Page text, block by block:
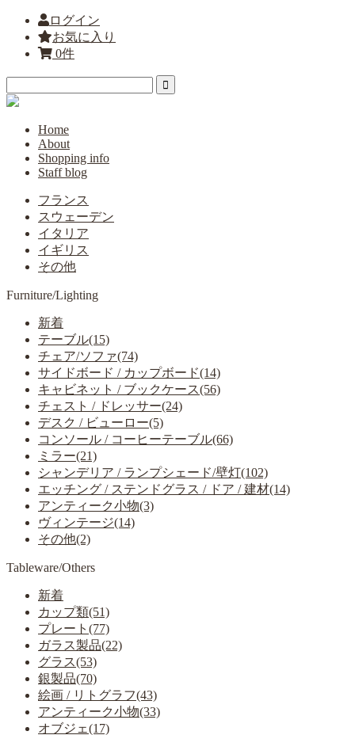
ログイン
お気に入り
0件
Home
About
Shopping info
Staff blog
フランス
スウェーデン
イタリア
イギリス
その他
Furniture/Lighting
新着
テーブル(15)
チェア/ソファ(74)
サイドボード / カップボード(14)
キャビネット / ブックケース(56)
チェスト / ドレッサー(24)
デスク / ビューロー(5)
コンソール / コーヒーテーブル(66)
ミラー(21)
シャンデリア / ランプシェード/壁灯(102)
エッチング / ステンドグラス / ドア / 建材(14)
アンティーク小物(3)
ヴィンテージ(14)
その他(2)
Tableware/Others
新着
カップ類(51)
プレート(77)
ガラス製品(22)
グラス(53)
銀製品(70)
絵画 / リトグラフ(43)
アンティーク小物(33)
オブジェ(17)